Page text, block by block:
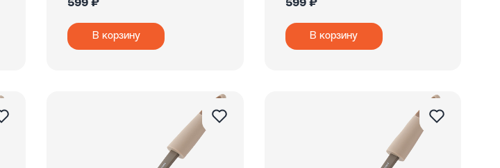
599 ₽
В корзину
599 ₽
В корзину